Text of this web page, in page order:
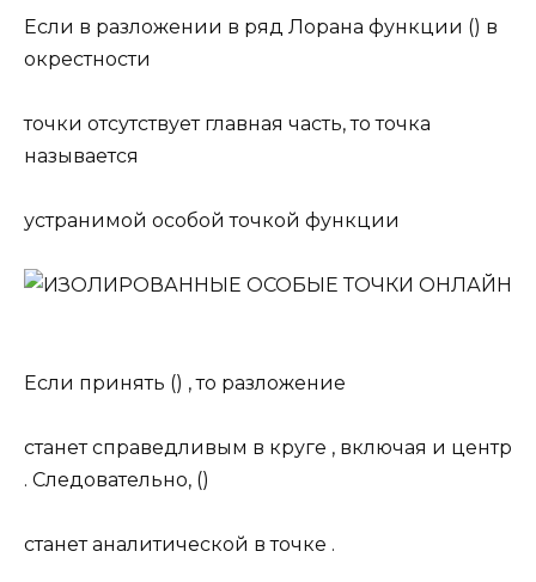
Если в разложении в ряд Лорана функции () в
окрестности
точки отсутствует главная часть, то точка
называется
устранимой особой точкой функции
Если принять () , то разложение
станет справедливым в круге , включая и центр
. Следовательно, ()
станет аналитической в точке .